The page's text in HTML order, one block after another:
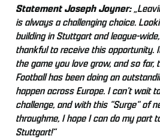
Statement Joseph Joyner:
is always a challenging choice.
building in Stuttgart and league-
thankful to receive this opportunity.
the game you love grow, and so far,
Football has been doing an
happen across Europe. I can’t wait
challenge, and with this “Surge“ of
throughme, I hope I can do my part
Stuttgart!“